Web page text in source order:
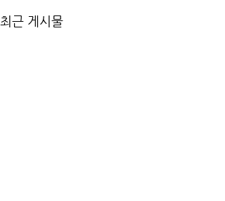
최근 게시물